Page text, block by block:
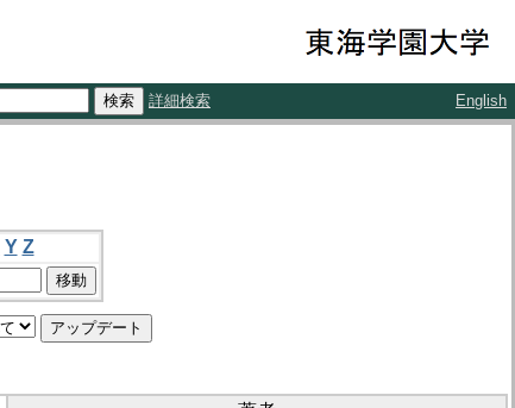
詳細検索 English
Y Z